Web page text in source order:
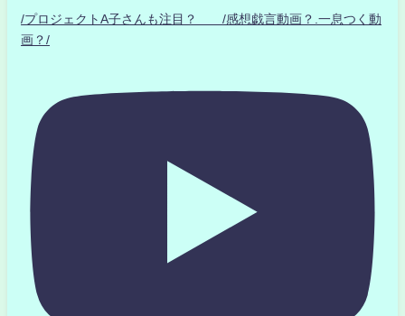
/プロジェクトA子さんも注目？ /感想戯言動画？.一息つく動
画？/